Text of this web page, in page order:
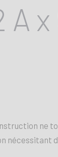
A x
ne
nécessitant